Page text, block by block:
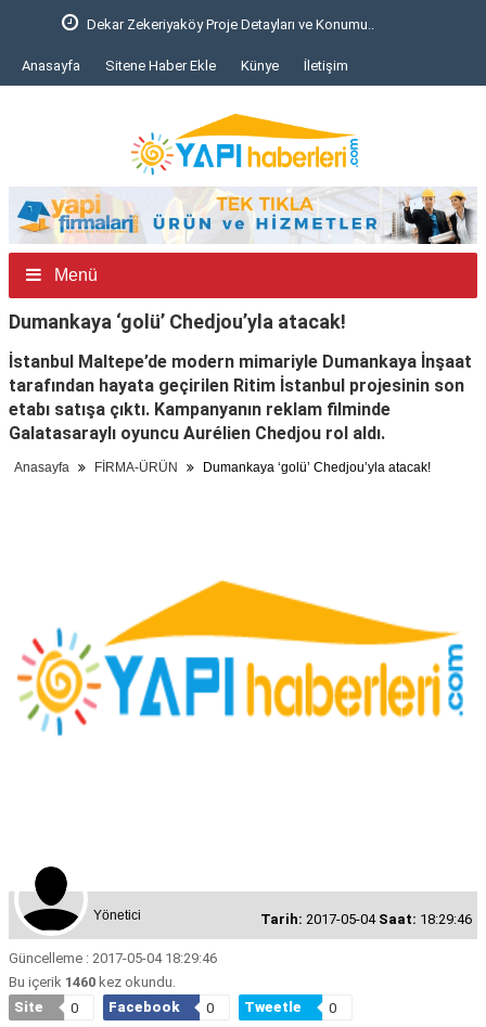
Dekar Zekeriyaköy Proje Detayları ve Konumu..
Anasayfa Sitene Haber Ekle Künye İletişim
Menü
Dumankaya ‘golü’ Chedjou’yla atacak!
İstanbul Maltepe’de modern mimariyle Dumankaya İnşaat
tarafından hayata geçirilen Ritim İstanbul projesinin son
etabı satışa çıktı. Kampanyanın reklam filminde
Galatasaraylı oyuncu Aurélien Chedjou rol aldı.
Anasayfa FİRMA-ÜRÜN Dumankaya ‘golü’ Chedjou’yla atacak!
Yönetici Tarih: 2017-05-04 Saat: 18:29:46
Güncelleme : 2017-05-04 18:29:46
Bu içerik 1460 kez okundu.
Site
0 Facebook 0 Tweetle
0